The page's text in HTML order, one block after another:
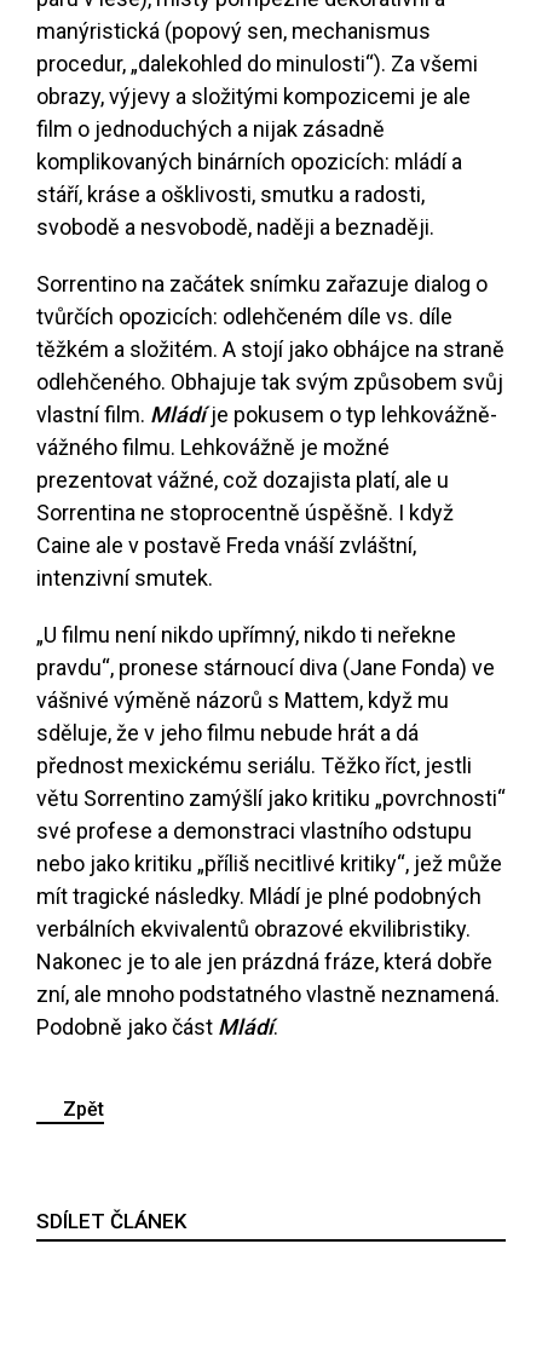
manýristická (popový sen, mechanismus
procedur, „dalekohled do minulosti“). Za všemi
obrazy, výjevy a složitými kompozicemi je ale
film o jednoduchých a nijak zásadně
komplikovaných binárních opozicích: mládí a
stáří, kráse a ošklivosti, smutku a radosti,
svobodě a nesvobodě, naději a beznaději.
Sorrentino na začátek snímku zařazuje dialog o
tvůrčích opozicích: odlehčeném díle vs. díle
těžkém a složitém. A stojí jako obhájce na straně
odlehčeného. Obhajuje tak svým způsobem svůj
vlastní film. Mládíje pokusem o typ lehkovážně-
vážného filmu. Lehkovážně je možné
prezentovat vážné, což dozajista platí, ale u
Sorrentina ne stoprocentně úspěšně. I když
Caine ale v postavě Freda vnáší zvláštní,
intenzivní smutek.
„U filmu není nikdo upřímný, nikdo ti neřekne
pravdu“, pronese stárnoucí diva (Jane Fonda) ve
vášnivé výměně názorů s Mattem, když mu
sděluje, že v jeho filmu nebude hrát a dá
přednost mexickému seriálu. Těžko říct, jestli
větu Sorrentino zamýšlí jako kritiku „povrchnosti“
své profese a demonstraci vlastního odstupu
nebo jako kritiku „příliš necitlivé kritiky“, jež může
mít tragické následky. Mládí je plné podobných
verbálních ekvivalentů obrazové ekvilibristiky.
Nakonec je to ale jen prázdná fráze, která dobře
zní, ale mnoho podstatného vlastně neznamená.
Podobně jako část Mládí.
Zpět
SDÍLET ČLÁNEK